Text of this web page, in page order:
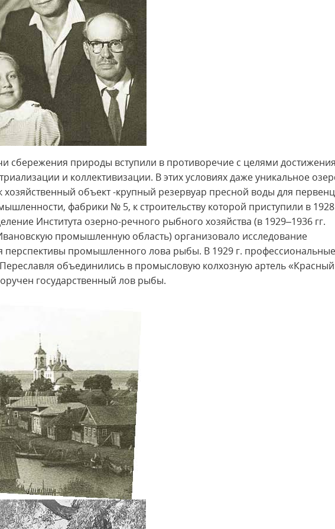
сбережения природы вступили в противоречие с целями
и коллективизации. В этих условиях даже уникальное
объект -крупный резервуар пресной воды для
фабрики № 5, к строительству которой приступили в 1928
Института озерно-речного рыбного хозяйства (в 1929–1936 гг.
промышленную область) организовало исследование
перспективы промышленного лова рыбы. В 1929 г. профессиональные
объединились в промысловую колхозную артель «Красный
государственный лов рыбы.